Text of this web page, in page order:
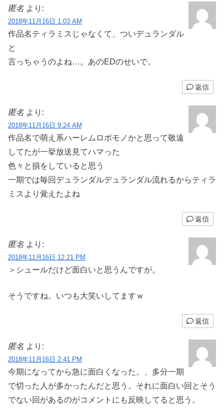
匿名 より:
2018年11月16日 1:03 AM
作品名ティラミスじゃなくて、ついデュランダル
と
言っちゃうのよね…。あのEDのせいで。
返信
匿名 より:
2018年11月16日 9:24 AM
作品名で萌え系ハーレムロボモノかと思って敬遠
してたが一挙放送見てハマった
色々と損をしていると思う
一期では毎回デュランダルデュランダル流れるからティラ
ミスより覚えたよね
返信
匿名 より:
2018年11月16日 12:21 PM
＞シュールだけど面白いと思うんですが。
そうですね。いつも大笑いしてますｗ
返信
匿名 より:
2018年11月16日 2:41 PM
今期になってから急に面白くなった。、多分一期
で切った人が多かったんだと思う。それに面白い回とそう
でない回があるのがコメントにも反映してると思う。